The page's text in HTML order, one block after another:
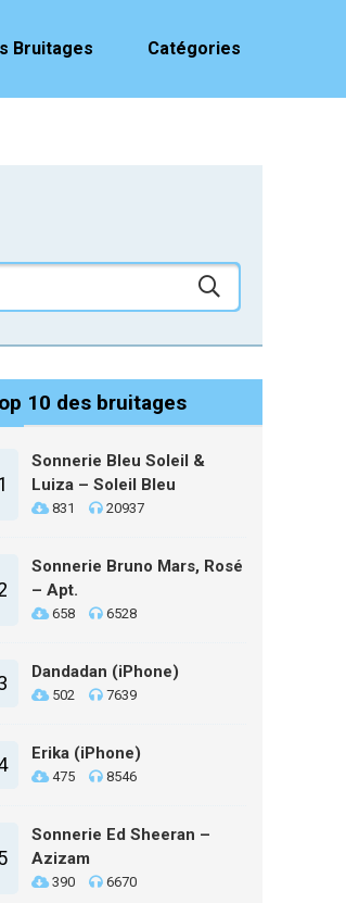
Bruitages Catégories
10 des bruitages
Sonnerie Bleu Soleil &
Luiza – Soleil Bleu
831 20937
Sonnerie Bruno Mars, Rosé
– Apt.
658 6528
Dandadan (iPhone)
502 7639
Erika (iPhone)
475 8546
Sonnerie Ed Sheeran –
Azizam
390 6670